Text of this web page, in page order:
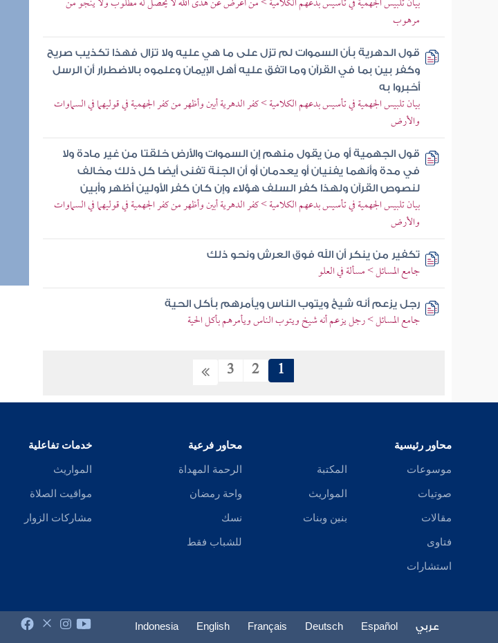
مرهوب
قول الدهرية بأن السموات لم تزل على ما هي عليه ولا تزال فهذا تكذيب صريح
وكفر بين بما في القرآن وما اتفق عليه أهل الإيمان وعلموه بالاضطرار أن الرسل
أخبروا به
بيان تلبيس الجهمية في تأسيس بدعهم الكلامية > كفر الدهرية أبين وأظهر من كفر الجهمية في قوليهما في السماوات
والأرض
قول الجهمية أو من يقول منهم إن السموات والأرض خلقتا من غير مادة ولا
في مدة وأنهما يفنيان أو يعدمان أو أن الجنة تفنى أيضا كل ذلك مخالف
لنصوص القرآن ولهذا كفر السلف هؤلاء وإن كان كفر الأولين أظهر وأبين
بيان تلبيس الجهمية في تأسيس بدعهم الكلامية > كفر الدهرية أبين وأظهر من كفر الجهمية في قوليهما في السماوات
والأرض
تكفير من ينكر أن الله فوق العرش ونحو ذلك
جامع المسائل > مسألة في العلو
رجل يزعم أنه شيخ ويتوب الناس ويأمرهم بأكل الحية
جامع المسائل > رجل يزعم أنه شيخ ويتوب الناس ويأمرهم بأكل الحية
1
2
3
محاور رئيسية
موسوعات
صوتيات
مقالات
فتاوى
استشارات
المكتبة
المواريث
بنين وبنات
محاور فرعية
الرحمة المهداة
واحة رمضان
نسك
للشباب فقط
خدمات تفاعلية
المواريث
مواقيت الصلاة
مشاركات الزوار
عربي Español
Deutsch
Français
English
Indonesia